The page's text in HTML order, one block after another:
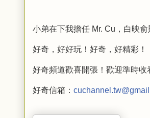
小弟在下我擔任 Mr. Cu，白映
好奇，好好玩！好奇，好精彩！
好奇頻道歡喜開張！ 歡迎準時收
好奇信箱：